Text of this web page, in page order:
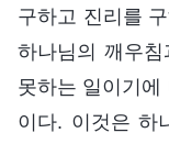
구하고 진리를
하나님의 깨우
못하는 일이기
이다. 이것은 하